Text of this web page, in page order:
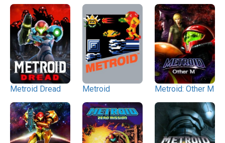
Metroid Dread Metroid Metroid: Other M